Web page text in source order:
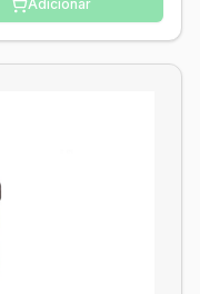
Adicionar